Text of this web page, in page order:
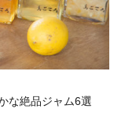
な絶品ジャム6選